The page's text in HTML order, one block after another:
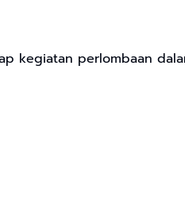
kegiatan perlombaan